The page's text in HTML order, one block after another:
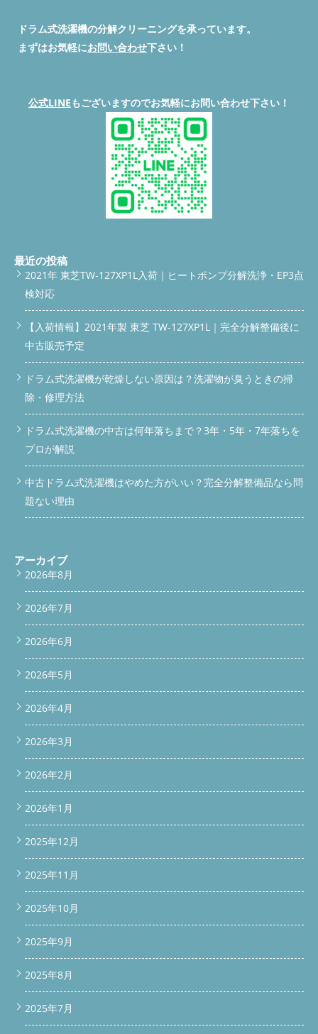
ドラム式洗濯機の分解クリーニングを承っています。
まずはお気軽にお問い合わせ下さい！
公式LINEもございますのでお気軽にお問い合わせ下さい！
最近の投稿
2021年 東芝TW-127XP1L入荷｜ヒートポンプ分解洗浄・EP3点
検対応
【入荷情報】2021年製 東芝 TW-127XP1L｜完全分解整備後に
中古販売予定
ドラム式洗濯機が乾燥しない原因は？洗濯物が臭うときの掃
除・修理方法
ドラム式洗濯機の中古は何年落ちまで？3年・5年・7年落ちを
プロが解説
中古ドラム式洗濯機はやめた方がいい？完全分解整備品なら問
題ない理由
アーカイブ
2026年8月
2026年7月
2026年6月
2026年5月
2026年4月
2026年3月
2026年2月
2026年1月
2025年12月
2025年11月
2025年10月
2025年9月
2025年8月
2025年7月